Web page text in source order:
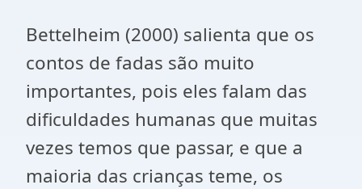
Bettelheim (2000) salienta que os
contos de fadas são muito
importantes, pois eles falam das
dificuldades humanas que muitas
vezes temos que passar, e que a
maioria das crianças teme, os